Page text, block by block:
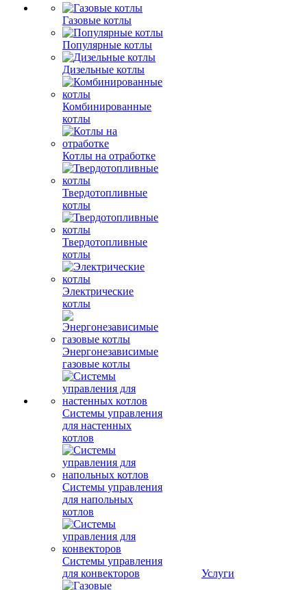
Газовые котлы
Популярные котлы
Дизельные котлы
Комбинированные
котлы
Котлы на отработке
Твердотопливные
котлы
Твердотопливные
котлы
Электрические
котлы
Энергонезависимые
газовые котлы
Системы управления
для настенных
котлов
Системы управления
для напольных
котлов
Системы управления
для конвекторов
Услуги